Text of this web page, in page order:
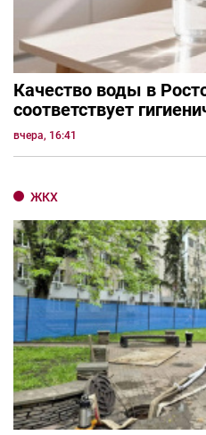
Качество воды в
соответствует
вчера, 16:41
ЖКХ